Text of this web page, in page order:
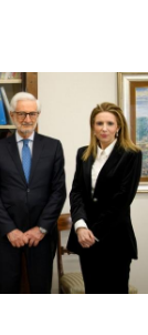
Pugliese